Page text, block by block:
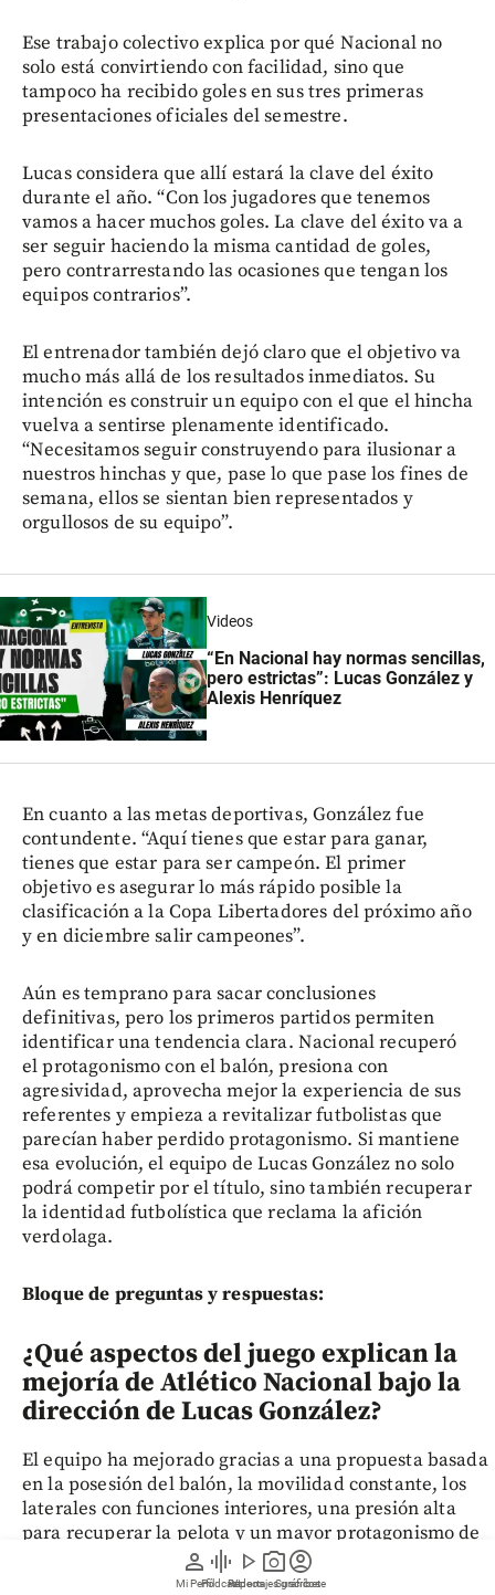
person
Mi Perfil
graphic_eq
Pódcast
play_arrow
Videos
photo_camera
Reportajes gráficos
account_circle
Suscríbete
Ese trabajo colectivo explica por qué Nacional no
solo está convirtiendo con facilidad, sino que
tampoco ha recibido goles en sus tres primeras
presentaciones oficiales del semestre.
Lucas considera que allí estará la clave del éxito
durante el año. “Con los jugadores que tenemos
vamos a hacer muchos goles. La clave del éxito va a
ser seguir haciendo la misma cantidad de goles,
pero contrarrestando las ocasiones que tengan los
equipos contrarios”.
El entrenador también dejó claro que el objetivo va
mucho más allá de los resultados inmediatos. Su
intención es construir un equipo con el que el hincha
vuelva a sentirse plenamente identificado.
“Necesitamos seguir construyendo para ilusionar a
nuestros hinchas y que, pase lo que pase los fines de
semana, ellos se sientan bien representados y
orgullosos de su equipo”.
Videos
“En Nacional hay normas sencillas,
pero estrictas”: Lucas González y
Alexis Henríquez
En cuanto a las metas deportivas, González fue
contundente. “Aquí tienes que estar para ganar,
tienes que estar para ser campeón. El primer
objetivo es asegurar lo más rápido posible la
clasificación a la Copa Libertadores del próximo año
y en diciembre salir campeones”.
Aún es temprano para sacar conclusiones
definitivas, pero los primeros partidos permiten
identificar una tendencia clara. Nacional recuperó
el protagonismo con el balón, presiona con
agresividad, aprovecha mejor la experiencia de sus
referentes y empieza a revitalizar futbolistas que
parecían haber perdido protagonismo. Si mantiene
esa evolución, el equipo de Lucas González no solo
podrá competir por el título, sino también recuperar
la identidad futbolística que reclama la afición
verdolaga.
Bloque de preguntas y respuestas:
¿Qué aspectos del juego explican la
mejoría de Atlético Nacional bajo la
dirección de Lucas González?
El equipo ha mejorado gracias a una propuesta basada
en la posesión del balón, la movilidad constante, los
laterales con funciones interiores, una presión alta
para recuperar la pelota y un mayor protagonismo de
los jugadores experimentados.